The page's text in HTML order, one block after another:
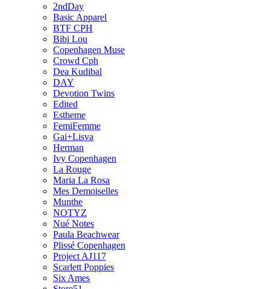
2ndDay
Basic Apparel
BTF CPH
Bibi Lou
Copenhagen Muse
Crowd Cph
Dea Kudibal
DAY
Devotion Twins
Edited
Estheme
FemiFemme
Gai+Lisva
Herman
Ivy Copenhagen
La Rouge
Maria La Rosa
Mes Demoiselles
Munthe
NOTYZ
Nué Notes
Paula Beachwear
Plissé Copenhagen
Project AJ117
Scarlett Poppies
Six Ames